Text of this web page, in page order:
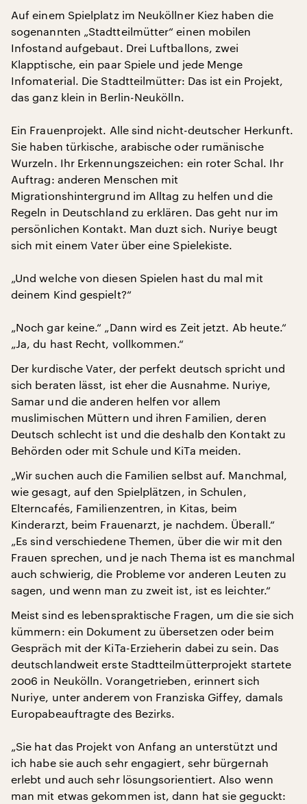
Auf einem Spielplatz im Neuköllner Kiez haben die
sogenannten „Stadtteilmütter“ einen mobilen
Infostand aufgebaut. Drei Luftballons, zwei
Klapptische, ein paar Spiele und jede Menge
Infomaterial. Die Stadtteilmütter: Das ist ein Projekt,
das ganz klein in Berlin-Neukölln.
Ein Frauenprojekt. Alle sind nicht-deutscher Herkunft.
Sie haben türkische, arabische oder rumänische
Wurzeln. Ihr Erkennungszeichen: ein roter Schal. Ihr
Auftrag: anderen Menschen mit
Migrationshintergrund im Alltag zu helfen und die
Regeln in Deutschland zu erklären. Das geht nur im
persönlichen Kontakt. Man duzt sich. Nuriye beugt
sich mit einem Vater über eine Spielekiste.
„Und welche von diesen Spielen hast du mal mit
deinem Kind gespielt?“
„Noch gar keine.“ „Dann wird es Zeit jetzt. Ab heute.“
„Ja, du hast Recht, vollkommen.“
Der kurdische Vater, der perfekt deutsch spricht und
sich beraten lässt, ist eher die Ausnahme. Nuriye,
Samar und die anderen helfen vor allem
muslimischen Müttern und ihren Familien, deren
Deutsch schlecht ist und die deshalb den Kontakt zu
Behörden oder mit Schule und KiTa meiden.
„Wir suchen auch die Familien selbst auf. Manchmal,
wie gesagt, auf den Spielplätzen, in Schulen,
Elterncafés, Familienzentren, in Kitas, beim
Kinderarzt, beim Frauenarzt, je nachdem. Überall.“
„Es sind verschiedene Themen, über die wir mit den
Frauen sprechen, und je nach Thema ist es manchmal
auch schwierig, die Probleme vor anderen Leuten zu
sagen, und wenn man zu zweit ist, ist es leichter.“
Meist sind es lebenspraktische Fragen, um die sie sich
kümmern: ein Dokument zu übersetzen oder beim
Gespräch mit der KiTa-Erzieherin dabei zu sein. Das
deutschlandweit erste Stadtteilmütterprojekt startete
2006 in Neukölln. Vorangetrieben, erinnert sich
Nuriye, unter anderem von Franziska Giffey, damals
Europabeauftragte des Bezirks.
„Sie hat das Projekt von Anfang an unterstützt und
ich habe sie auch sehr engagiert, sehr bürgernah
erlebt und auch sehr lösungsorientiert. Also wenn
man mit etwas gekommen ist, dann hat sie geguckt: